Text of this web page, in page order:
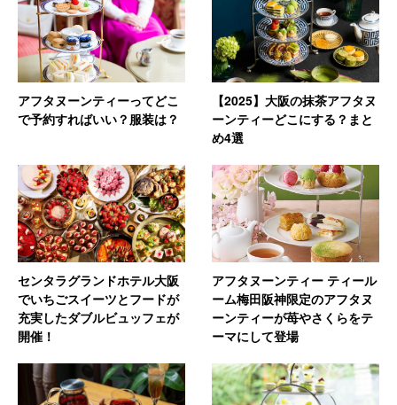
アフタヌーンティーってどこ
で予約すればいい？服装は？
【2025】大阪の抹茶アフタヌ
ーンティーどこにする？まと
め4選
センタラグランドホテル大阪
でいちごスイーツとフードが
充実したダブルビュッフェが
開催！
アフタヌーンティー ティール
ーム梅田阪神限定のアフタヌ
ーンティーが苺やさくらをテ
ーマにして登場